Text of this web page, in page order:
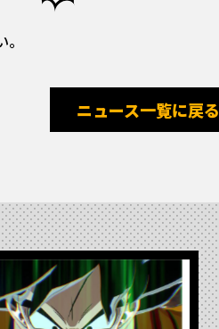
ニュース一覧に戻る